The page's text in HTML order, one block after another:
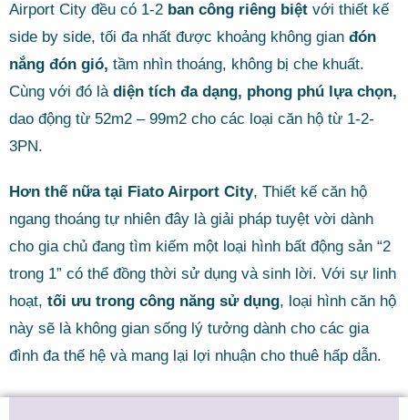
Airport City đều có 1-2 ban công riêng biệt với thiết kế
side by side, tối đa nhất được khoảng không gian đón
nắng đón gió, tầm nhìn thoáng, không bị che khuất.
Cùng với đó là diện tích đa dạng, phong phú lựa chọn,
dao động từ 52m2 – 99m2 cho các loại căn hộ từ 1-2-
3PN.
Hơn thế nữa tại Fiato Airport City, Thiết kế căn hộ
ngang thoáng tự nhiên đây là giải pháp tuyệt vời dành
cho gia chủ đang tìm kiếm một loại hình bất động sản “2
trong 1” có thể đồng thời sử dụng và sinh lời. Với sự linh
hoạt, tối ưu trong công năng sử dụng, loại hình căn hộ
này sẽ là không gian sống lý tưởng dành cho các gia
đình đa thế hệ và mang lại lợi nhuận cho thuê hấp dẫn.